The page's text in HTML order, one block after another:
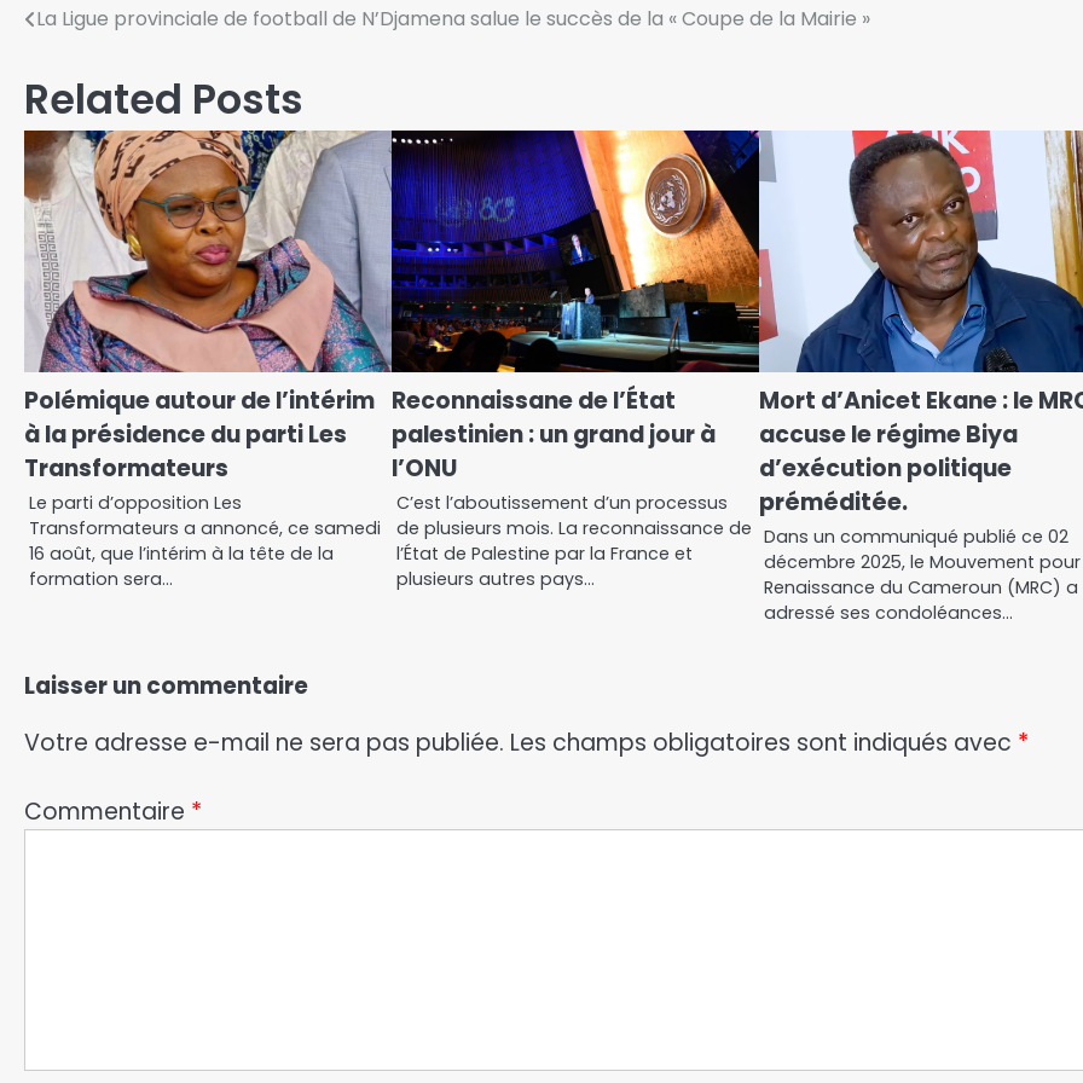
La Ligue provinciale de football de N’Djamena salue le succès de la « Coupe de la Mairie »
Related Posts
Polémique autour de l’intérim
à la présidence du parti Les
Transformateurs
Le parti d’opposition Les
Transformateurs a annoncé, ce samedi
16 août, que l’intérim à la tête de la
formation sera…
Reconnaissane de l’État
palestinien : un grand jour à
l’ONU
C’est l’aboutissement d’un processus
de plusieurs mois. La reconnaissance de
l’État de Palestine par la France et
plusieurs autres pays…
Mort d’Anicet Ekane : le
accuse le régime Biya
d’exécution politique
préméditée.
Dans un communiqué publié ce 02
décembre 2025, le Mouvement
Renaissance du Cameroun (MRC) a
adressé ses condoléances…
Laisser un commentaire
Votre adresse e-mail ne sera pas publiée. Les champs obligatoires sont indiqués avec *
Commentaire *